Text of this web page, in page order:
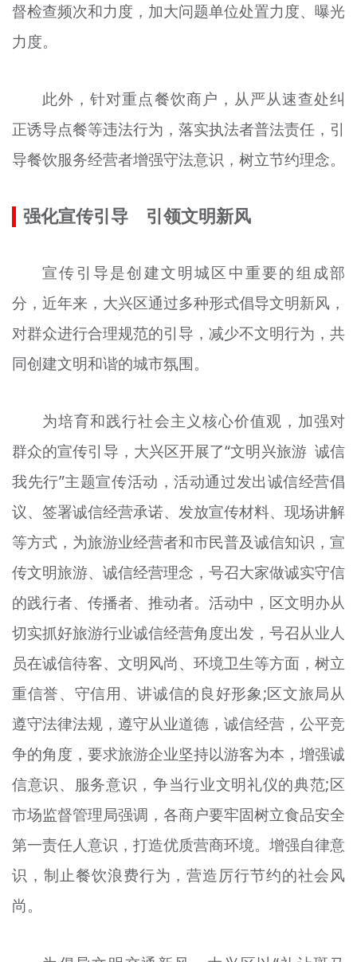
督检查频次和力度，加大问题单位处置力度、曝光
力度。
此外，针对重点餐饮商户，从严从速查处纠
正诱导点餐等违法行为，落实执法者普法责任，引
导餐饮服务经营者增强守法意识，树立节约理念。
强化宣传引导 引领文明新风
宣传引导是创建文明城区中重要的组成部
分，近年来，大兴区通过多种形式倡导文明新风，
对群众进行合理规范的引导，减少不文明行为，共
同创建文明和谐的城市氛围。
为培育和践行社会主义核心价值观，加强对
群众的宣传引导，大兴区开展了“文明兴旅游 诚信
我先行”主题宣传活动，活动通过发出诚信经营倡
议、签署诚信经营承诺、发放宣传材料、现场讲解
等方式，为旅游业经营者和市民普及诚信知识，宣
传文明旅游、诚信经营理念，号召大家做诚实守信
的践行者、传播者、推动者。活动中，区文明办从
切实抓好旅游行业诚信经营角度出发，号召从业人
员在诚信待客、文明风尚、环境卫生等方面，树立
重信誉、守信用、讲诚信的良好形象;区文旅局从
遵守法律法规，遵守从业道德，诚信经营，公平竞
争的角度，要求旅游企业坚持以游客为本，增强诚
信意识、服务意识，争当行业文明礼仪的典范;区
市场监督管理局强调，各商户要牢固树立食品安全
第一责任人意识，打造优质营商环境。增强自律意
识，制止餐饮浪费行为，营造厉行节约的社会风
尚。